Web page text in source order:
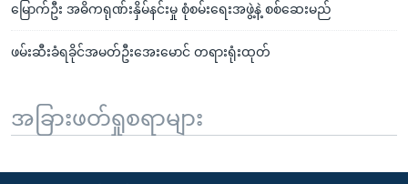
မြောက်ဦး အဓိကရုဏ်းနှိမ်နင်းမှု စုံစမ်းရေးအဖွဲ့နဲ့ စစ်ဆေးမည်
ဖမ်းဆီးခံရခိုင်အမတ်ဦးအေးမောင် တရားရုံးထုတ်
အခြားဖတ်ရှုစရာများ